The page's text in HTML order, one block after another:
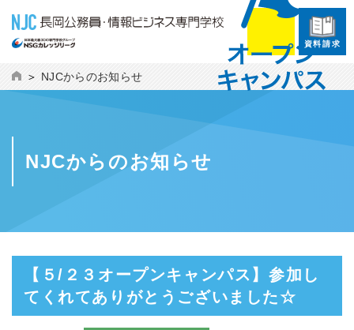
資料請求
NJCからのお知らせ
NJCからのお知らせ
【５/２３オープンキャンパス】参加し
てくれてありがとうございました☆